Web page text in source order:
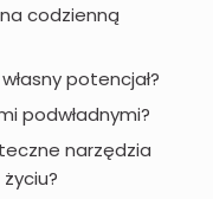
codzienną
potencjał?
podwładnymi?
narzędzia